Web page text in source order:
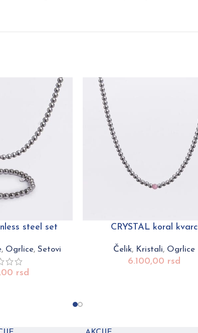
steel set
, Ogrlice,Setovi
rsd
CRYSTAL koral kvarc
Čelik, Kristali, Ogrlice
6.100,00 rsd